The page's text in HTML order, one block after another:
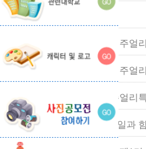
2024 대구패션주얼리위크